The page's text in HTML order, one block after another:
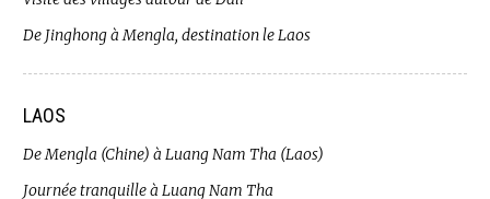
De Jinghong à Mengla, destination le Laos
LAOS
De Mengla (Chine) à Luang Nam Tha (Laos)
Journée tranquille à Luang Nam Tha